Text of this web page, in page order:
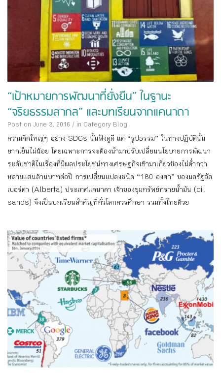
“เป้าหมายการพัฒนาที่ยั่งยืน” ในฐานะ
“จริยธรรมสากล” และบทเรียนจากแคนาดา
Post on June 3, 2016 / in Category Blog
ความคิดใหญ่ๆ อย่าง SDGs นั้นฟังดูดี แต่ “รูปธรรม” ในทางปฏิบัตินั้น
ยากเย็นไม่น้อย โดยเฉพาะการจะต้องนำมาปรับเปลี่ยนนโยบายการพัฒนา
ระดับชาติในเรื่องที่มีผลประโยชน์ทางเศรษฐกิจเข้ามาเกี่ยวข้องไม่ต่ำกว่า
หลายแสนล้านบาทต่อปี การเปลี่ยนแปลงชนิด “180 องศา” ของมลรัฐอัล
เบอร์ตา (Alberta) ประเทศแคนาดา เจ้าของขุมทรัพย์ทรายน้ำมัน (oil
sands) จึงเป็นบทเรียนสำคัญที่ทั่วโลกควรศึกษา รวมทั้งไทยด้วย